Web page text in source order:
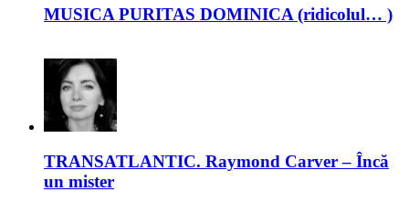
MUSICA PURITAS DOMINICA (ridicolul… )
TRANSATLANTIC. Raymond Carver – Încă
un mister